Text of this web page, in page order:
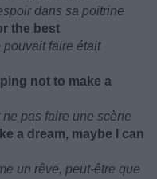
dans sa poitrine
the best
faire était
not to make a
pas faire une scène
a dream, maybe I can
un rêve, peut-être que